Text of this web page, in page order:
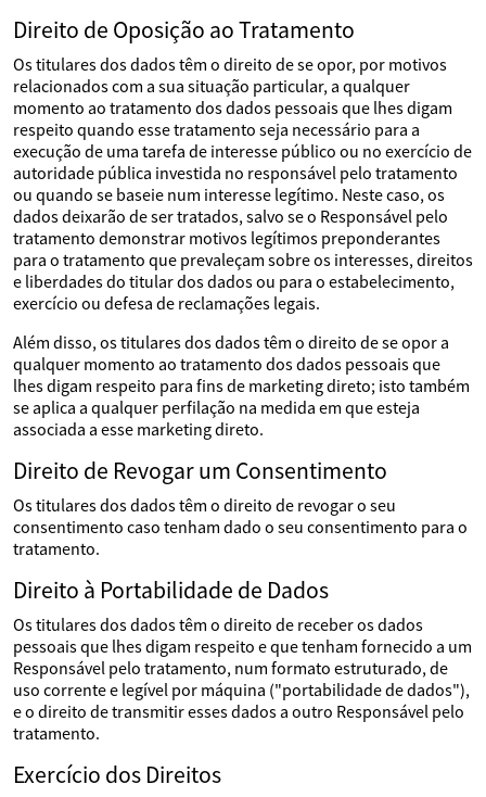
Direito de Oposição ao Tratamento
Os titulares dos dados têm o direito de se opor, por motivos
relacionados com a sua situação particular, a qualquer
momento ao tratamento dos dados pessoais que lhes digam
respeito quando esse tratamento seja necessário para a
execução de uma tarefa de interesse público ou no exercício de
autoridade pública investida no responsável pelo tratamento
ou quando se baseie num interesse legítimo. Neste caso, os
dados deixarão de ser tratados, salvo se o Responsável pelo
tratamento demonstrar motivos legítimos preponderantes
para o tratamento que prevaleçam sobre os interesses, direitos
e liberdades do titular dos dados ou para o estabelecimento,
exercício ou defesa de reclamações legais.
Além disso, os titulares dos dados têm o direito de se opor a
qualquer momento ao tratamento dos dados pessoais que
lhes digam respeito para fins de marketing direto; isto também
se aplica a qualquer perfilação na medida em que esteja
associada a esse marketing direto.
Direito de Revogar um Consentimento
Os titulares dos dados têm o direito de revogar o seu
consentimento caso tenham dado o seu consentimento para o
tratamento.
Direito à Portabilidade de Dados
Os titulares dos dados têm o direito de receber os dados
pessoais que lhes digam respeito e que tenham fornecido a um
Responsável pelo tratamento, num formato estruturado, de
uso corrente e legível por máquina ("portabilidade de dados"),
e o direito de transmitir esses dados a outro Responsável pelo
tratamento.
Exercício dos Direitos